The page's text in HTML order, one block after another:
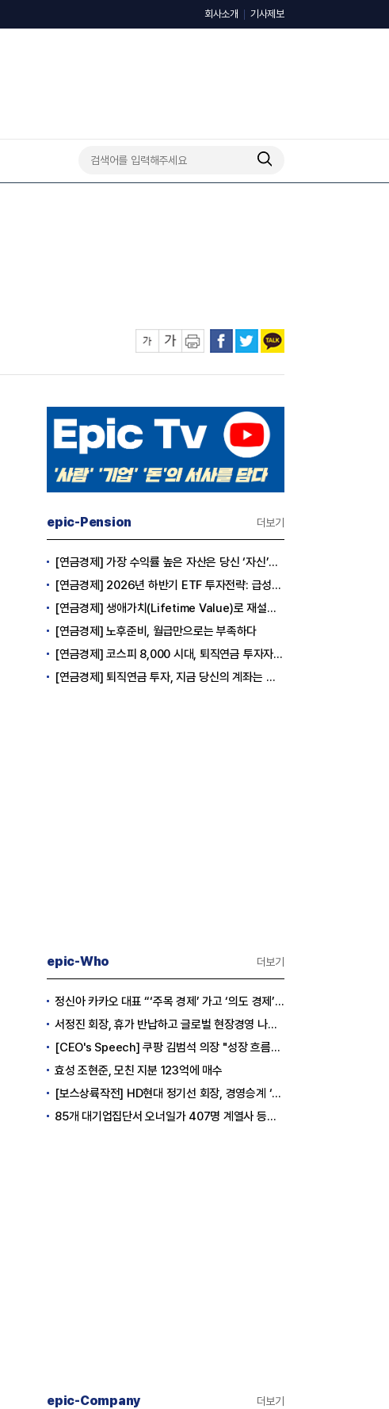
회사소개 기사제보
epic-Pension 더보기
[연금경제] 가장 수익률 높은 자산은 당신 ‘자신’이다
[연금경제] 2026년 하반기 ETF 투자전략: 급성장의 상반기를 접고, 이제 '실적'이 가르는 하반기를 맞다
[연금경제] 생애가치(Lifetime Value)로 재설계하는 은퇴 후 안정적 생활보장과 평생소득 전략
[연금경제] 노후준비, 월급만으로는 부족하다
[연금경제] 코스피 8,000 시대, 퇴직연금 투자자는 왜 지금 FOMO를 경계해야 하는가
[연금경제] 퇴직연금 투자, 지금 당신의 계좌는 어느 편인가?
epic-Who 더보기
정신아 카카오 대표 “‘주목 경제’ 가고 ‘의도 경제’ 왔다”
서정진 회장, 휴가 반납하고 글로벌 현장경영 나선다
[CEO's Speech] 쿠팡 김범석 의장 "성장 흐름은 변하지 않았다"
효성 조현준, 모친 지분 123억에 매수
[보스상륙작전] HD현대 정기선 회장, 경영승계 ‘큰 걸음’
85개 대기업집단서 오너일가 407명 계열사 등기임원 등재
epic-Company 더보기